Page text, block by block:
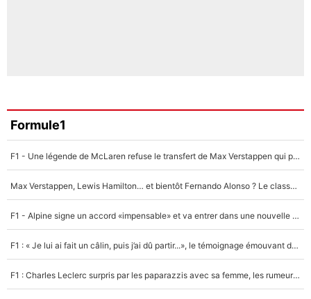
Formule1
F1 - Une légende de McLaren refuse le transfert de Max Verstappen qui pourrait «faire des vagues» et plomber l'ambiance dans l'équipe
Max Verstappen, Lewis Hamilton… et bientôt Fernando Alonso ? Le classement des pilotes les mieux payés en Formule 1 risque de changer !
F1 - Alpine signe un accord «impensable» et va entrer dans une nouvelle dimension : Grande nouvelle pour Pierre Gasly !
F1 : « Je lui ai fait un câlin, puis j’ai dû partir...», le témoignage émouvant de Max Verstappen sur sa fille
F1 : Charles Leclerc surpris par les paparazzis avec sa femme, les rumeurs étaient vraies !